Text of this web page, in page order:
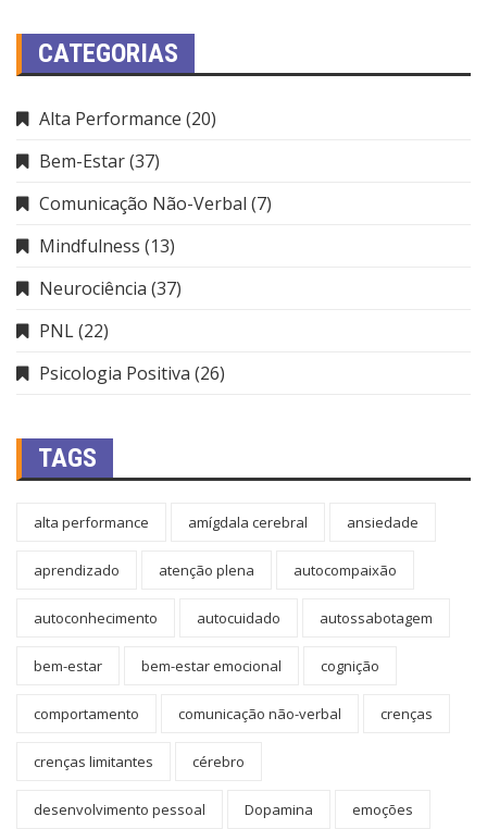
CATEGORIAS
Alta Performance (20)
Bem-Estar(37)
Comunicação Não-Verbal (7)
Mindfulness (13)
Neurociência (37)
PNL(22)
Psicologia Positiva (26)
TAGS
alta performance amígdala cerebral ansiedade
aprendizado atenção plena autocompaixão
autoconhecimento autocuidado autossabotagem
bem-estar bem-estar emocional cognição
comportamento comunicação não-verbal crenças
crenças limitantes cérebro
desenvolvimento pessoal Dopamina emoções